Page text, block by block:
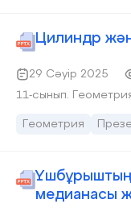
Цилиндр
29 Сәуір 2025
11-сынып.
Геометрия
Үшбұрыштың
медианасы